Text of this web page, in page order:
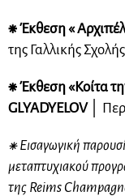
⁕Έκθεση «
της Γαλλικής
⁕Έκθεση «Κοίτα
GLYADYELOV│
⁕Εισαγωγική
μεταπτυχιακού
της Reims